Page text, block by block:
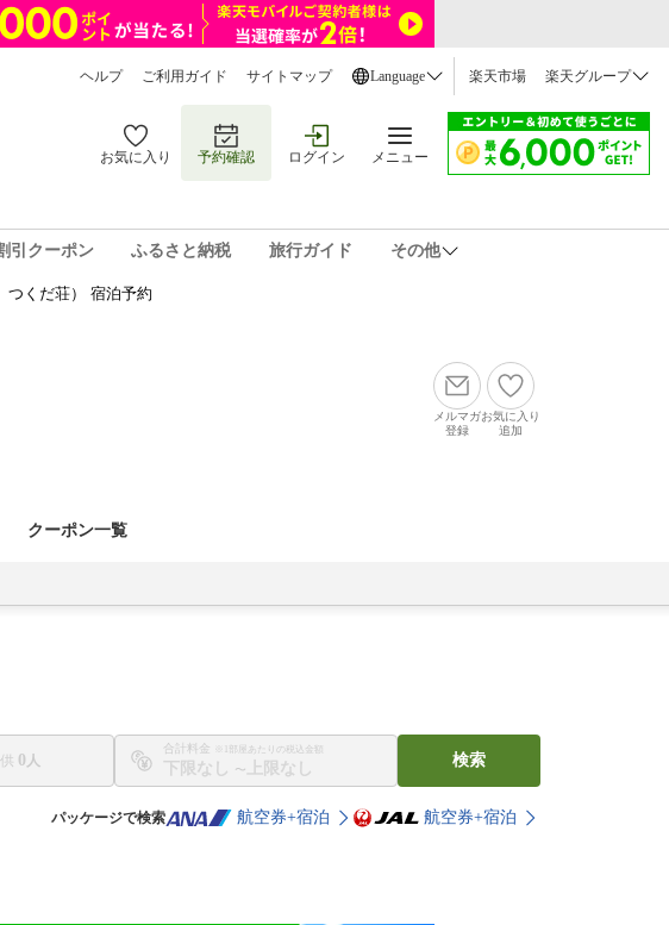
ヘルプ ご利用ガイド サイトマップ Language 楽天市場 楽天グループ
お気に入り 予約確認 ログイン メニュー
引クーポン ふるさと納税 旅行ガイド その他
くだ荘） 宿泊予約
メルマガ
登録
お気に入り
追加
クーポン一覧
0
合計料金 ※1部屋あたりの税込金額
〜
検索
パッケージで検索 航空券+宿泊 航空券+宿泊